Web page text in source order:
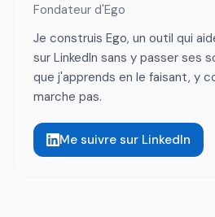
Fondateur d'Ego
Je construis Ego, un outil qui
sur LinkedIn sans y passer ses
que j'apprends en le faisant, y
marche pas.
Me suivre sur LinkedIn